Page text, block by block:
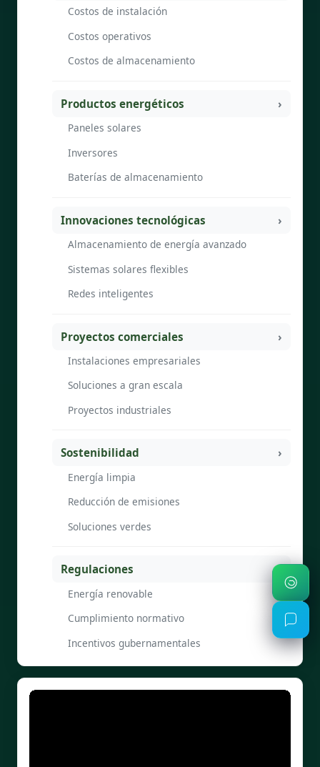
Costos de instalación
Costos operativos
Costos de almacenamiento
Productos energéticos
Paneles solares
Inversores
Baterías de almacenamiento
Innovaciones tecnológicas
Almacenamiento de energía avanzado
Sistemas solares flexibles
Redes inteligentes
Proyectos comerciales
Instalaciones empresariales
Soluciones a gran escala
Proyectos industriales
Sostenibilidad
Energía limpia
Reducción de emisiones
Soluciones verdes
Regulaciones
Energía renovable
Cumplimiento normativo
Incentivos gubernamentales